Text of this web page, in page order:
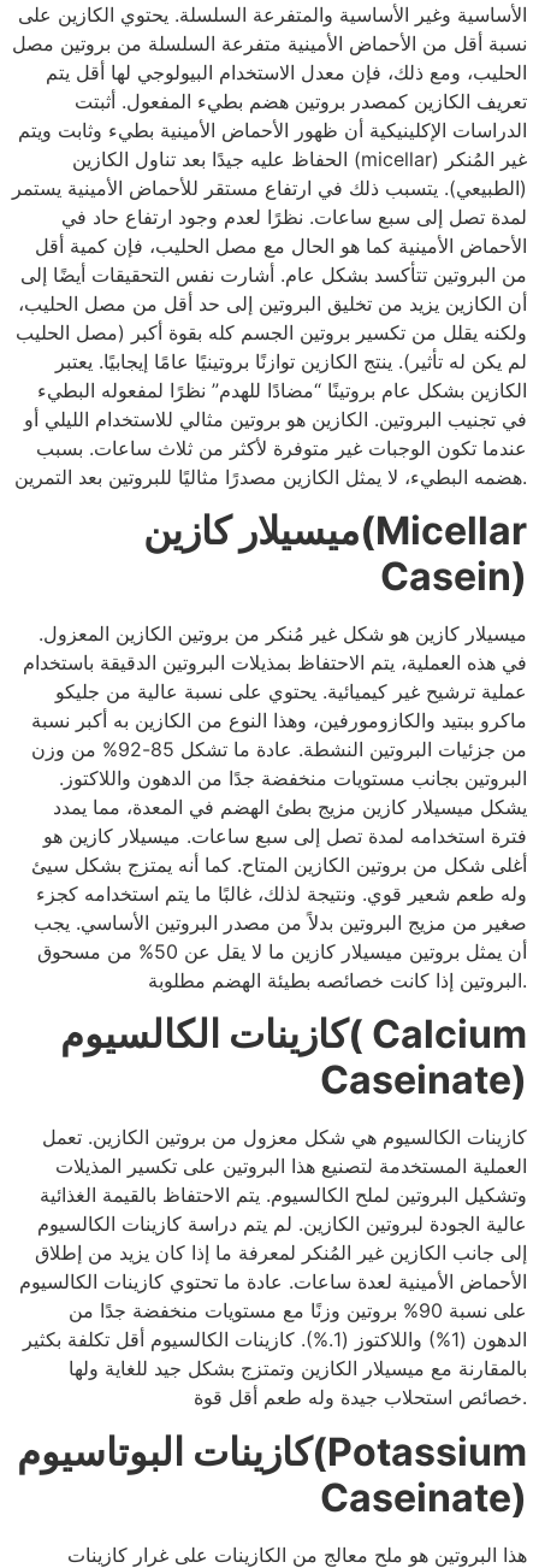
الأساسية وغير الأساسية والمتفرعة السلسلة. يحتوي الكازين على
نسبة أقل من الأحماض الأمينية متفرعة السلسلة من بروتين مصل
الحليب، ومع ذلك، فإن معدل الاستخدام البيولوجي لها أقل يتم
تعريف الكازين كمصدر بروتين هضم بطيء المفعول. أثبتت
الدراسات الإكلينيكية أن ظهور الأحماض الأمينية بطيء وثابت ويتم
الحفاظ عليه جيدًا بعد تناول الكازين (micellar) غير المُنكر
(الطبيعي). يتسبب ذلك في ارتفاع مستقر للأحماض الأمينية يستمر
لمدة تصل إلى سبع ساعات. نظرًا لعدم وجود ارتفاع حاد في
الأحماض الأمينية كما هو الحال مع مصل الحليب، فإن كمية أقل
من البروتين تتأكسد بشكل عام. أشارت نفس التحقيقات أيضًا إلى
أن الكازين يزيد من تخليق البروتين إلى حد أقل من مصل الحليب،
ولكنه يقلل من تكسير بروتين الجسم كله بقوة أكبر (مصل الحليب
لم يكن له تأثير). ينتج الكازين توازنًا بروتينيًا عامًا إيجابيًا. يعتبر
الكازين بشكل عام بروتينًا “مضادًا للهدم” نظرًا لمفعوله البطيء
في تجنيب البروتين. الكازين هو بروتين مثالي للاستخدام الليلي أو
عندما تكون الوجبات غير متوفرة لأكثر من ثلاث ساعات. بسبب
هضمه البطيء، لا يمثل الكازين مصدرًا مثاليًا للبروتين بعد التمرين.
ميسيلار كازين(Micellar
Casein)
ميسيلار كازين هو شكل غير مُنكر من بروتين الكازين المعزول.
في هذه العملية، يتم الاحتفاظ بمذيلات البروتين الدقيقة باستخدام
عملية ترشيح غير كيميائية. يحتوي على نسبة عالية من جليكو
ماكرو ببتيد والكازومورفين، وهذا النوع من الكازين به أكبر نسبة
من جزئيات البروتين النشطة. عادة ما تشكل 85-92% من وزن
البروتين بجانب مستويات منخفضة جدًا من الدهون واللاكتوز.
يشكل ميسيلار كازين مزيج بطئ الهضم في المعدة، مما يمدد
فترة استخدامه لمدة تصل إلى سبع ساعات. ميسيلار كازين هو
أغلى شكل من بروتين الكازين المتاح. كما أنه يمتزج بشكل سيئ
وله طعم شعير قوي. ونتيجة لذلك، غالبًا ما يتم استخدامه كجزء
صغير من مزيج البروتين بدلاً من مصدر البروتين الأساسي. يجب
أن يمثل بروتين ميسيلار كازين ما لا يقل عن 50% من مسحوق
البروتين إذا كانت خصائصه بطيئة الهضم مطلوبة.
كازينات الكالسيوم( Calcium
Caseinate)
كازينات الكالسيوم هي شكل معزول من بروتين الكازين. تعمل
العملية المستخدمة لتصنيع هذا البروتين على تكسير المذيلات
وتشكيل البروتين لملح الكالسيوم. يتم الاحتفاظ بالقيمة الغذائية
عالية الجودة لبروتين الكازين. لم يتم دراسة كازينات الكالسيوم
إلى جانب الكازين غير المُنكر لمعرفة ما إذا كان يزيد من إطلاق
الأحماض الأمينية لعدة ساعات. عادة ما تحتوي كازينات الكالسيوم
على نسبة 90% بروتين وزنًا مع مستويات منخفضة جدًا من
الدهون (1%) واللاكتوز (1.%). كازينات الكالسيوم أقل تكلفة بكثير
بالمقارنة مع ميسيلار الكازين وتمتزج بشكل جيد للغاية ولها
خصائص استحلاب جيدة وله طعم أقل قوة.
كازينات البوتاسيوم(Potassium
Caseinate)
هذا البروتين هو ملح معالج من الكازينات على غرار كازينات